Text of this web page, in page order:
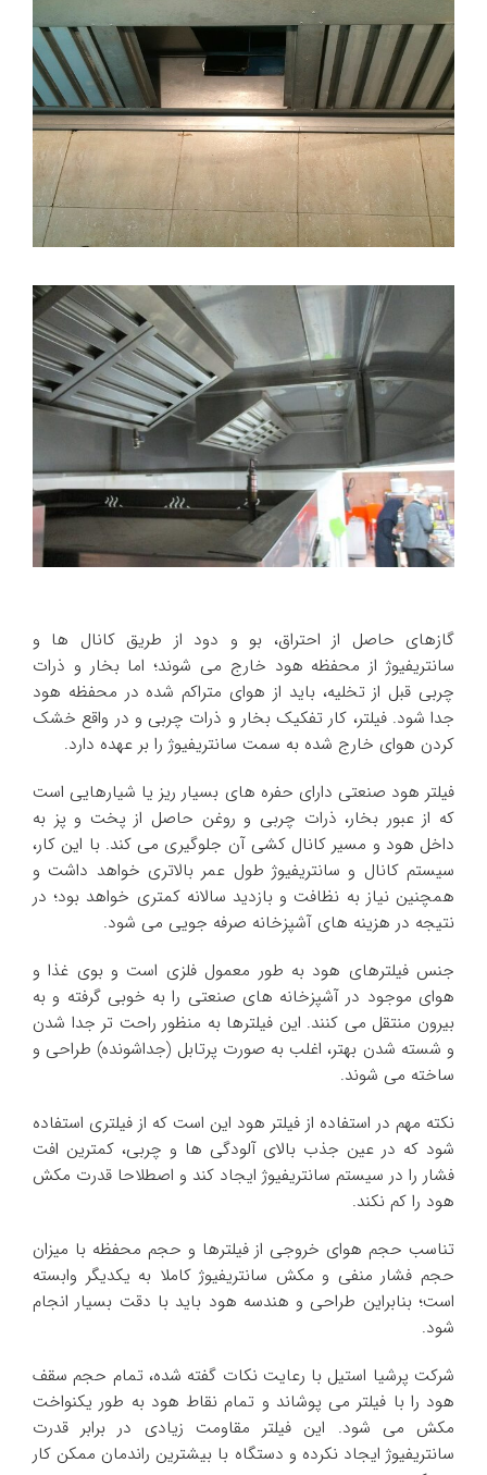
گازهای حاصل از احتراق، بو و دود از طریق کانال ها و
سانتریفیوژ از محفظه هود خارج می شوند؛ اما بخار و ذرات
چربی قبل از تخلیه، باید از هوای متراکم شده در محفظه هود
جدا شود. فیلتر، کار تفکیک بخار و ذرات چربی و در واقع خشک
کردن هوای خارج شده به سمت سانتریفیوژ را بر عهده دارد.
فیلتر هود صنعتی دارای حفره های بسیار ریز یا شیارهایی است
که از عبور بخار، ذرات چربی و روغن حاصل از پخت و پز به
داخل هود و مسیر کانال کشی آن جلوگیری می کند. با این کار،
سیستم کانال و سانتریفیوژ طول عمر بالاتری خواهد داشت و
همچنین نیاز به نظافت و بازدید سالانه کمتری خواهد بود؛ در
نتیجه در هزینه های آشپزخانه صرفه جویی می شود.
جنس فیلترهای هود به طور معمول فلزی است و بوی غذا و
هوای موجود در آشپزخانه های صنعتی را به خوبی گرفته و به
بیرون منتقل می کنند. این فیلترها به منظور راحت تر جدا شدن
و شسته شدن بهتر، اغلب به صورت پرتابل (جداشونده) طراحی و
ساخته می شوند.
نکته مهم در استفاده از فیلتر هود این است که از فیلتری استفاده
شود که در عین جذب بالای آلودگی ها و چربی، کمترین افت
فشار را در سیستم سانتریفیوژ ایجاد کند و اصطلاحا قدرت مکش
هود را کم نکند.
تناسب حجم هوای خروجی از فیلترها و حجم محفظه با میزان
حجم فشار منفی و مکش سانتریفیوژ کاملا به یکدیگر وابسته
است؛ بنابراین طراحی و هندسه هود باید با دقت بسیار انجام
شود.
شرکت پرشیا استیل با رعایت نکات گفته شده، تمام حجم سقف
هود را با فیلتر می پوشاند و تمام نقاط هود به طور یکنواخت
مکش می شود. این فیلتر مقاومت زیادی در برابر قدرت
سانتریفیوژ ایجاد نکرده و دستگاه با بیشترین راندمان ممکن کار